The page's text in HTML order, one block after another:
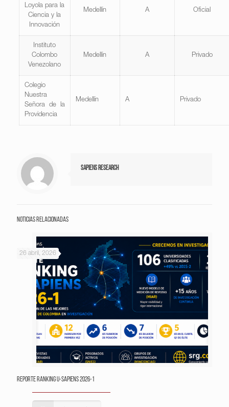
Loyola para la
Ciencia y la
Innovación
Medellín A Oficial
Instituto
Colombo
Venezolano
Medellín A Privado
Colegio
Nuestra
Señora de la
Providencia
Medellín A Privado
Sapiens Research
Noticias relacionadas
26 abril, 2026
Reporte Ranking U-Sapiens 2026-1